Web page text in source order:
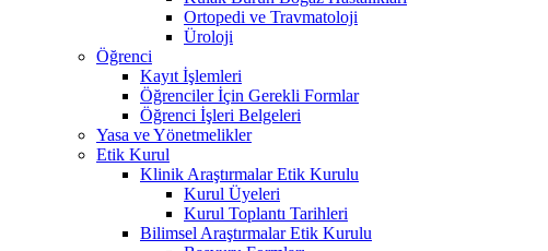
Ortopedi ve Travmatoloji
Üroloji
Öğrenci
Kayıt İşlemleri
Öğrenciler İçin Gerekli Formlar
Öğrenci İşleri Belgeleri
Yasa ve Yönetmelikler
Etik Kurul
Klinik Araştırmalar Etik Kurulu
Kurul Üyeleri
Kurul Toplantı Tarihleri
Bilimsel Araştırmalar Etik Kurulu